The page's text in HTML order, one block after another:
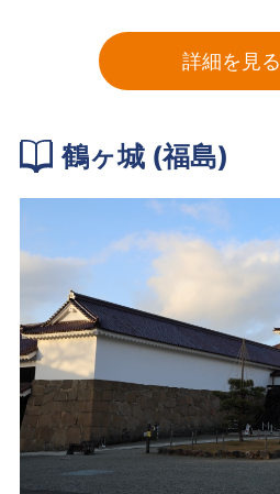
詳細を見る
鶴ヶ城 (福島)